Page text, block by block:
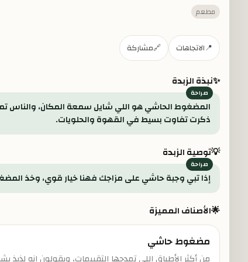
مطعم
📍الاتجاهات 🔗مشاركة
✨نبذة الزبدة
المضغوط الحاشي هو اللي شايل سمعة المكان، والناس
ذكرت تفاوت بسيط في القهوة والحلويات.
💡توصية الزبدة
إذا تبي وجبة حاشي على مزاجك فهنا خيار قوي، وخذ
🌟الأصناف المميزة
مضغوط حاشي